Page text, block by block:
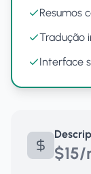
Resumos
Tradução
Interface
$15/